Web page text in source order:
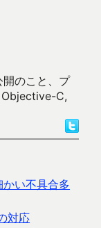
のこと、プ
Objective-C,
い不具合多
対応